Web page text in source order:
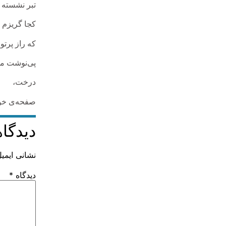
تبر نشسته
کجا گریزم
که راز
پی‌نوشت
درخت،
صفحه‌ی
نشانی
دیدگاه *